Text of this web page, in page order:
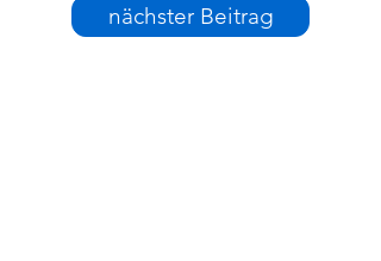
nächster Beitrag